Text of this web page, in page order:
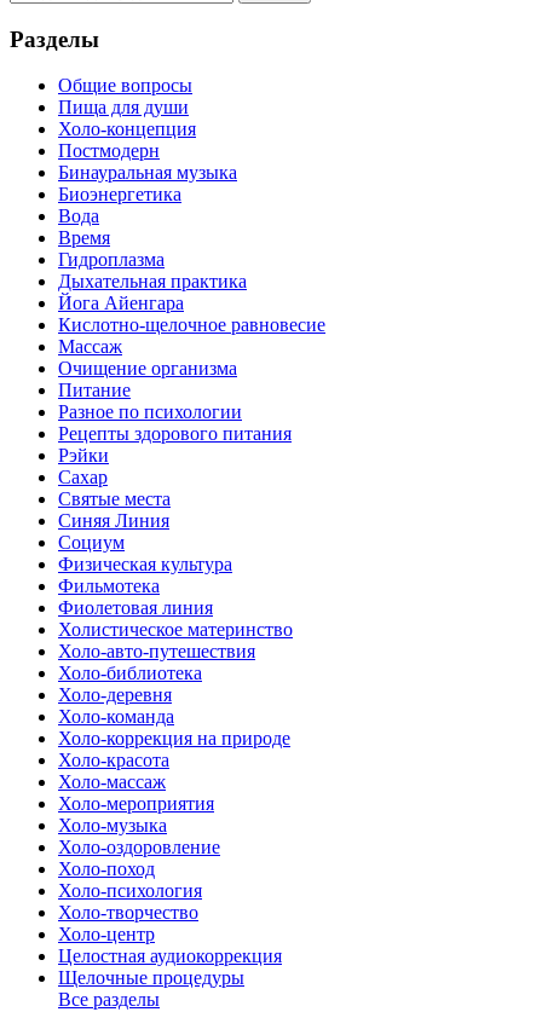
Разделы
Общие вопросы
Пища для души
Холо-концепция
Постмодерн
Бинауральная музыка
Биоэнергетика
Вода
Время
Гидроплазма
Дыхательная практика
Йога Айенгара
Кислотно-щелочное равновесие
Массаж
Очищение организма
Питание
Разное по психологии
Рецепты здорового питания
Рэйки
Сахар
Святые места
Синяя Линия
Социум
Физическая культура
Фильмотека
Фиолетовая линия
Холистическое материнство
Холо-авто-путешествия
Холо-библиотека
Холо-деревня
Холо-команда
Холо-коррекция на природе
Холо-красота
Холо-массаж
Холо-мероприятия
Холо-музыка
Холо-оздоровление
Холо-поход
Холо-психология
Холо-творчество
Холо-центр
Целостная аудиокоррекция
Щелочные процедуры
Все разделы